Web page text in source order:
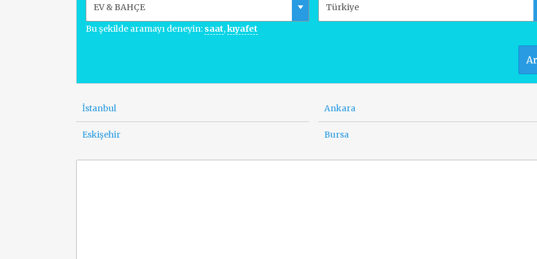
Bu şekilde aramayı deneyin: saat,kıyafet
İstanbul Ankara
Eskişehir Bursa